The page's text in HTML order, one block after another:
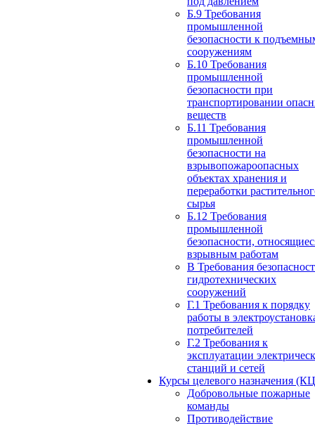
Б.9 Требования
промышленной
безопасности к
сооружениям
Б.10 Требования
промышленной
безопасности при
транспортировании
веществ
Б.11 Требования
промышленной
безопасности на
взрывопожароопасных
объектах хранения и
переработки
сырья
Б.12 Требования
промышленной
безопасности,
взрывным работам
В Требования
гидротехнических
сооружений
Г.1 Требования к порядку
работы в
потребителей
Г.2 Требования к
эксплуатации
станций и сетей
Курсы целевого назначения
Добровольные пожарные
команды
Противодействие